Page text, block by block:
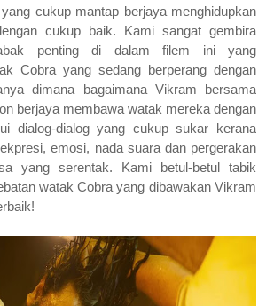
cukup mantap berjaya menghidupkan
cukup baik. Kami sangat gembira
penting di dalam filem ini yang
Cobra yang sedang berperang dengan
dimana bagaimana Vikram bersama
berjaya membawa watak mereka dengan
dialog-dialog yang cukup sukar kerana
emosi, nada suara dan pergerakan
yang serentak. Kami betul-betul tabik
watak Cobra yang dibawakan Vikram